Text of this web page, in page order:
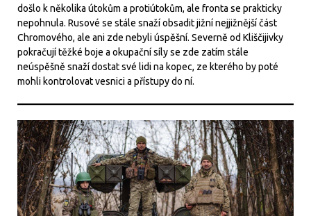
došlo k několika útokům a protiútokům, ale fronta se prakticky
nepohnula. Rusové se stále snaží obsadit jižní nejjižnější část
Chromového, ale ani zde nebyli úspěšní. Severně od Kliščijivky
pokračují těžké boje a okupační síly se zde zatím stále
neúspěšně snaží dostat své lidi na kopec, ze kterého by poté
mohli kontrolovat vesnici a přístupy do ní.